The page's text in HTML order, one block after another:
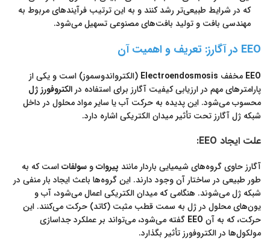
که در شرایط طبیعی‌تر رشد کنند و به این ترتیب فرآیندهای مربوط به
مهندسی بافت و تولید بافت‌های مصنوعی تسهیل می‌شود.
EEO در آگارز: تعریف و اهمیت آن
EEO مخفف Electroendosmosis (الکترواندوسموز) است و یکی از
پارامترهای مهم در ارزیابی کیفیت آگارز برای استفاده در الکتروفورز ژل
محسوب می‌شود. این پدیده به حرکت آب یا سایر مواد محلول در داخل
شبکه ژل آگارز تحت تأثیر میدان الکتریکی اشاره دارد.
علت ایجاد EEO:
آگارز حاوی گروه‌های شیمیایی باردار مانند پیرواتو سولفاتاست که به
طور طبیعی در ساختار آن وجود دارند. این گروه‌ها باعث ایجاد بار منفی در
شبکه ژل می‌شوند. هنگامی که میدان الکتریکی اعمال می‌شود، آب و
یون‌های محلول در ژل به سمت قطب مثبت (کاتد) حرکت می‌کنند. این
حرکت، که به آن EEO گفته می‌شود، می‌تواند بر عملکرد جداسازی
مولکول‌ها در الکتروفورز تأثیر بگذارد.